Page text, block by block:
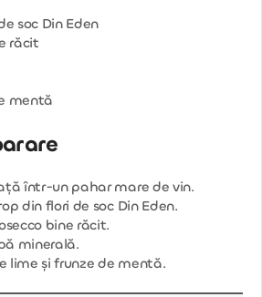
soc Din Eden
răcit
mentă
într-un pahar mare de vin.
din flori de soc Din Eden.
bine răcit.
minerală.
lime și frunze de mentă.